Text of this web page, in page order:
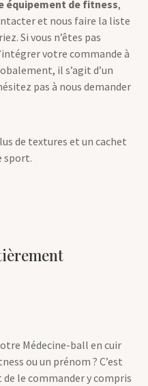
équipement de fitness,
et nous faire la liste
Si vous n’êtes pas
votre commande à
il s’agit d’un
pas à nous demander
de textures et un cachet
sport.
Médecine-ball en cuir
ou un prénom ? C’est
le commander y compris